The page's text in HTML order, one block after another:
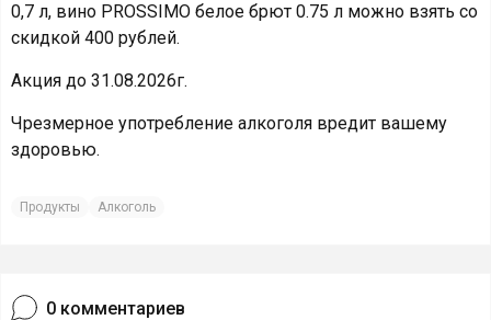
0,7 л, вино PROSSIMO белое брют 0.75 л можно взять со
скидкой 400 рублей.
Акция до 31.08.2026г.
Чрезмерное употребление алкоголя вредит вашему
здоровью.
Продукты Алкоголь
0 комментариев